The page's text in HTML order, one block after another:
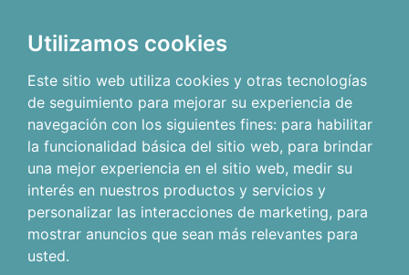
Utilizamos cookies
Este sitio web utiliza cookies y otras tecnologías
de seguimiento para mejorar su experiencia de
navegación con los siguientes fines: para habilitar
la funcionalidad básica del sitio web, para brindar
una mejor experiencia en el sitio web, medir su
interés en nuestros productos y servicios y
personalizar las interacciones de marketing, para
mostrar anuncios que sean más relevantes para
usted.